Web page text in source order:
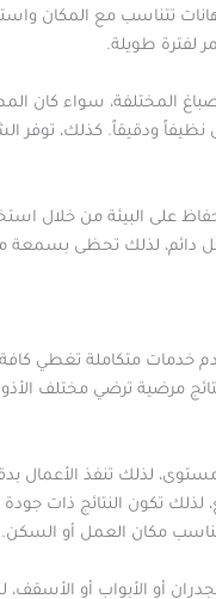
ودهانات تتناسب مع
لفترة طويلة.
المختلفة، سواء كان
ودقيقاً. كذلك، توفر
على البيئة من خلال
دائم، لذلك تحظى
متكاملة تغطي كافة
مرضية ترضي مختلف
لذلك تنفذ الأعمال
تكون النتائج ذات
تناسب مكان العمل أو
أو الأبواب أو الأسقف،